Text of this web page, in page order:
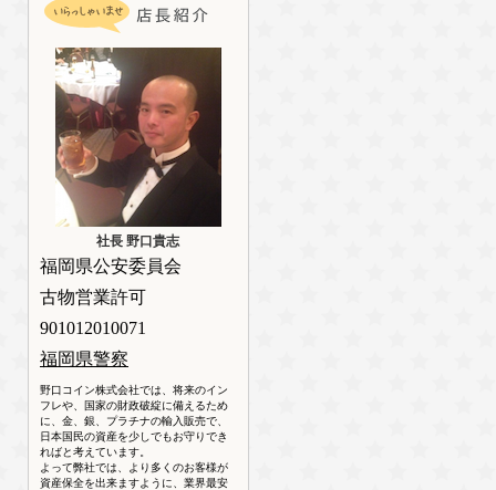
社長 野口貴志
福岡県公安委員会
古物営業許可
901012010071
福岡県警察
野口コイン株式会社では、将来のイン
フレや、国家の財政破綻に備えるため
に、金、銀、プラチナの輸入販売で、
日本国民の資産を少しでもお守りでき
ればと考えています。
よって弊社では、より多くのお客様が
資産保全を出来ますように、業界最安